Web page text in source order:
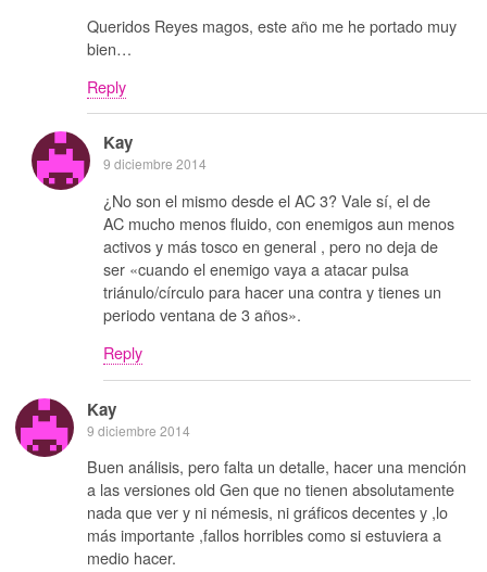
Queridos Reyes magos, este año me he portado muy
bien…
Reply
Kay
9 diciembre 2014
¿No son el mismo desde el AC 3? Vale sí, el de
AC mucho menos fluido, con enemigos aun menos
activos y más tosco en general , pero no deja de
ser «cuando el enemigo vaya a atacar pulsa
triánulo/círculo para hacer una contra y tienes un
periodo ventana de 3 años».
Reply
Kay
9 diciembre 2014
Buen análisis, pero falta un detalle, hacer una mención
a las versiones old Gen que no tienen absolutamente
nada que ver y ni némesis, ni gráficos decentes y ,lo
más importante ,fallos horribles como si estuviera a
medio hacer.